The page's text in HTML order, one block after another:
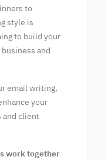
to
style is
to build your
and
email writing,
your
and client
work together